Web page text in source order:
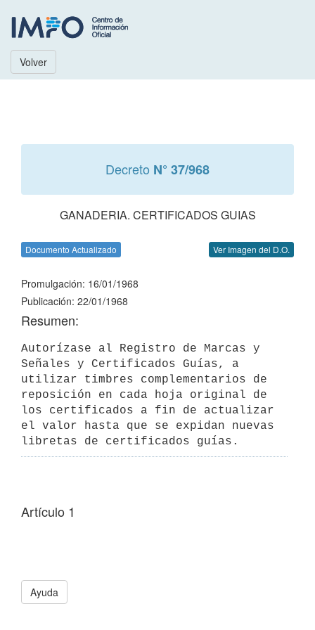
Volver
Decreto N° 37/968
GANADERIA. CERTIFICADOS GUIAS
Documento Actualizado Ver Imagen del D.O.
Promulgación: 16/01/1968
Publicación: 22/01/1968
Resumen:
Autorízase al Registro de Marcas y
Señales y Certificados Guías, a
utilizar timbres complementarios de
reposición en cada hoja original de
los certificados a fin de actualizar
el valor hasta que se expidan nuevas
libretas de certificados guías.
Artículo 1
Ayuda